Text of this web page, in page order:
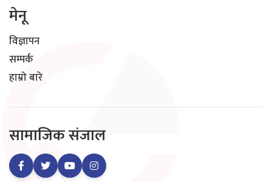
मेनू
विज्ञापन
सम्पर्क
हाम्रो बारे
सामाजिक संजाल